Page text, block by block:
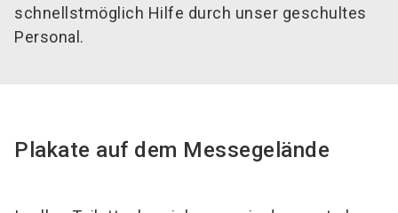
schnellstmöglich Hilfe durch unser geschultes
Personal.
Plakate auf dem Messegelände